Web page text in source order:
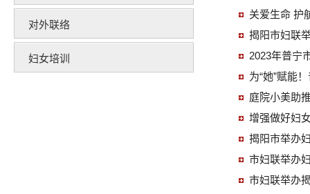
对外联络
妇女培训
关爱生命 护
揭阳市妇联
2023年普宁
为“她”赋能
庭院小美助
增强做好妇
揭阳市举办
市妇联举办
市妇联举办